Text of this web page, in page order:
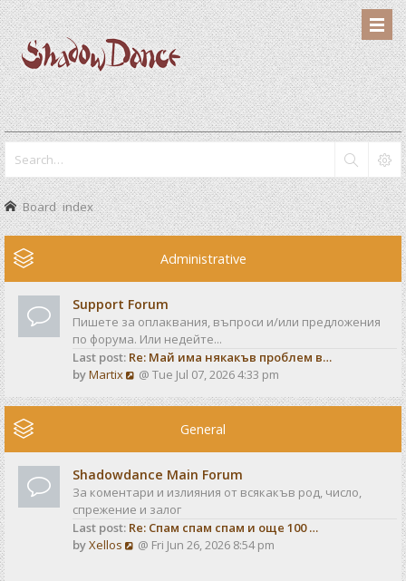
Board index
Administrative
Support Forum
Пишете за оплаквания, въпроси и/или предложения
по форума. Или недейте...
Last post: Re: Май има някакъв проблем в…
byMartix
V
e
e
l
a
t
e
@ Tue Jul 07, 2026 4:33 pm
General
Shadowdance Main Forum
За коментари и излияния от всякакъв род, число,
спрежение и залог
Last post: Re: Спам спам спам и още 100 …
byXellos
V@ Fri Jun 26, 2026 8:54 pm